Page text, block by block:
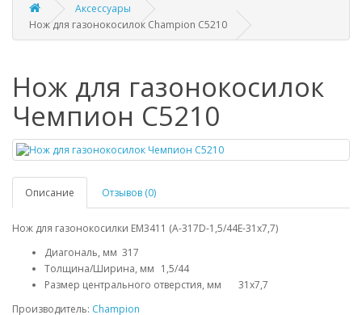
Аксессуары
Нож для газонокосилок Champion C5210
Нож для газонокосилок
Чемпион C5210
Описание Отзывов (0)
Нож для газонокосилки EM3411 (A-317D-1,5/44E-31х7,7)
Диагональ, мм 317
Толщина/Ширина, мм
	1,5
/44
Размер центрального отверстия, мм
	31x7,7
Производитель: Champion